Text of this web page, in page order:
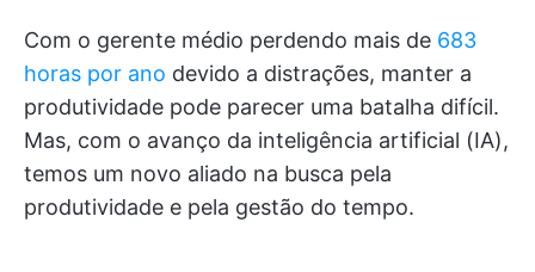
Com o gerente médio perdendo mais de 683
horas por ano devido a distrações, manter a
produtividade pode parecer uma batalha difícil.
Mas, com o avanço da inteligência artificial (IA),
temos um novo aliado na busca pela
produtividade e pela gestão do tempo.